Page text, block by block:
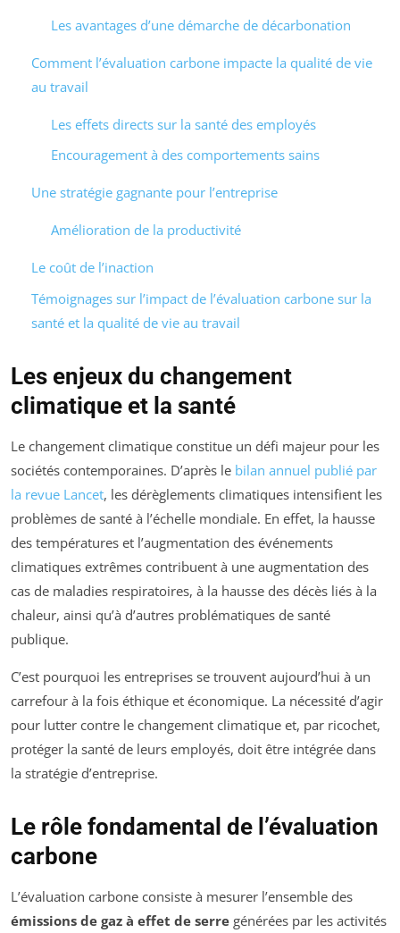
Les avantages d’une démarche de décarbonation
Comment l’évaluation carbone impacte la qualité de vie
au travail
Les effets directs sur la santé des employés
Encouragement à des comportements sains
Une stratégie gagnante pour l’entreprise
Amélioration de la productivité
Le coût de l’inaction
Témoignages sur l’impact de l’évaluation carbone sur la
santé et la qualité de vie au travail
Les enjeux du changement
climatique et la santé
Le changement climatique constitue un défi majeur pour les
sociétés contemporaines. D’après le bilan annuel publié par
la revue Lancet, les dérèglements climatiques intensifient les
problèmes de santé à l’échelle mondiale. En effet, la hausse
des températures et l’augmentation des événements
climatiques extrêmes contribuent à une augmentation des
cas de maladies respiratoires, à la hausse des décès liés à la
chaleur, ainsi qu’à d’autres problématiques de santé
publique.
C’est pourquoi les entreprises se trouvent aujourd’hui à un
carrefour à la fois éthique et économique. La nécessité d’agir
pour lutter contre le changement climatique et, par ricochet,
protéger la santé de leurs employés, doit être intégrée dans
la stratégie d’entreprise.
Le rôle fondamental de l’évaluation
carbone
L’évaluation carbone consiste à mesurer l’ensemble des
émissions de gaz à effet de serre générées par les activités